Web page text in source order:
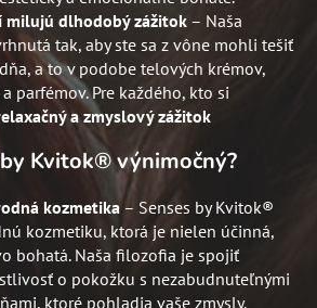
milujú dlhodobý zážitok – Naša
tak, aby ste sa z vône mohli tešiť
a to v podobe telových krémov,
parfémov. Pre každého, kto si
a zmyslový zážitok
Kvitok®výnimočný?
kozmetika– Senses by Kvitok®
kozmetiku, ktorá je nielen účinná,
bohatá. Naša filozofia je spojiť
o pokožku s nezabudnuteľnými
ktoré pohladia vaše zmysly.